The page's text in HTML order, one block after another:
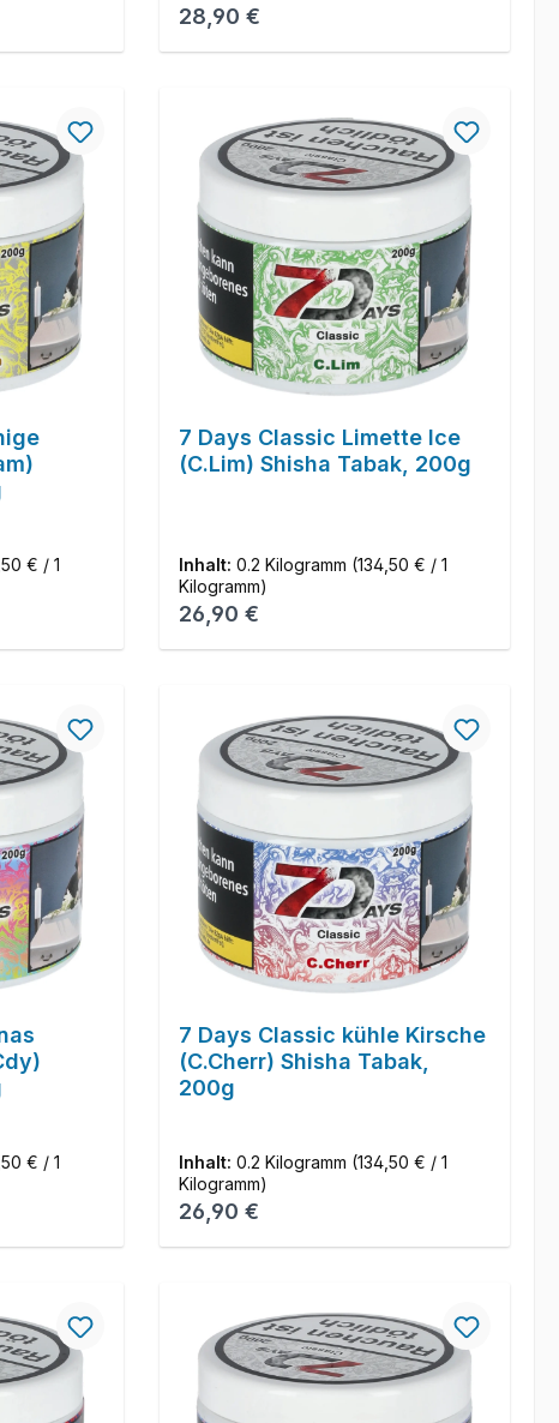
Regulärer Preis:
28,90 €
€ / 1
7 Days Classic Limette Ice
(C.Lim) Shisha Tabak, 200g
Inhalt: 0.2 Kilogramm (134,50 € / 1
Kilogramm)
Regulärer Preis:
26,90 €
€ / 1
7 Days Classic kühle Kirsche
(C.Cherr) Shisha Tabak,
200g
Inhalt: 0.2 Kilogramm (134,50 € / 1
Kilogramm)
Regulärer Preis:
26,90 €